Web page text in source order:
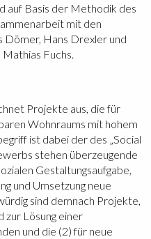
auf Basis der Methodik des
mit den
Dömer, Hans Drexler und
Fuchs.
Projekte aus, die für
Wohnraums mit hohem
ist dabei der des „Social
stehen überzeugende
Gestaltungsaufgabe,
und Umsetzung neue
sind demnach Projekte,
zur Lösung einer
und die (2) für neue